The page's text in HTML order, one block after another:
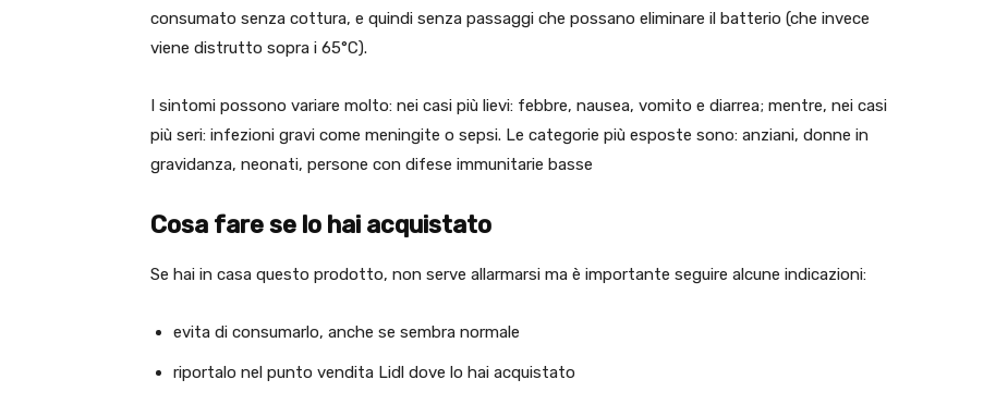
consumato senza cottura, e quindi senza passaggi che possano eliminare il batterio (che invece
viene distrutto sopra i 65°C).
I sintomi possono variare molto: nei casi più lievi: febbre, nausea, vomito e diarrea; mentre, nei casi
più seri: infezioni gravi come meningite o sepsi. Le categorie più esposte sono: anziani, donne in
gravidanza, neonati, persone con difese immunitarie basse
Cosa fare se lo hai acquistato
Se hai in casa questo prodotto, non serve allarmarsi ma è importante seguire alcune indicazioni:
evita di consumarlo, anche se sembra normale
riportalo nel punto vendita Lidl dove lo hai acquistato